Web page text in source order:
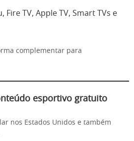
Fire TV, Apple TV, Smart TVs e
complementar para
esportivo gratuito
nos Estados Unidos e também